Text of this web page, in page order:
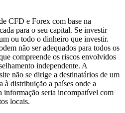
CFD e Forex com base na
para o seu capital. Se investir
ou todo o dinheiro que investir.
não ser adequados para todos os
compreende os riscos envolvidos
independente. A
não se dirige a destinatários de um
à distribuição a países onde a
informação seria incompatível com
locais.